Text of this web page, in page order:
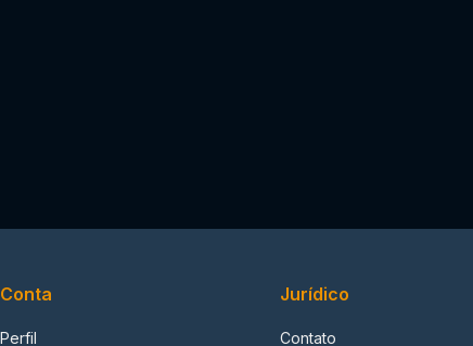
Conta
Perfil
Jurídico
Contato